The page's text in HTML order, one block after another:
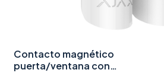
Contacto magnético
puerta/ventana con